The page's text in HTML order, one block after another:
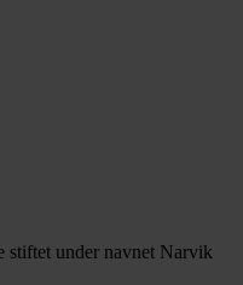
under navnet Narvik